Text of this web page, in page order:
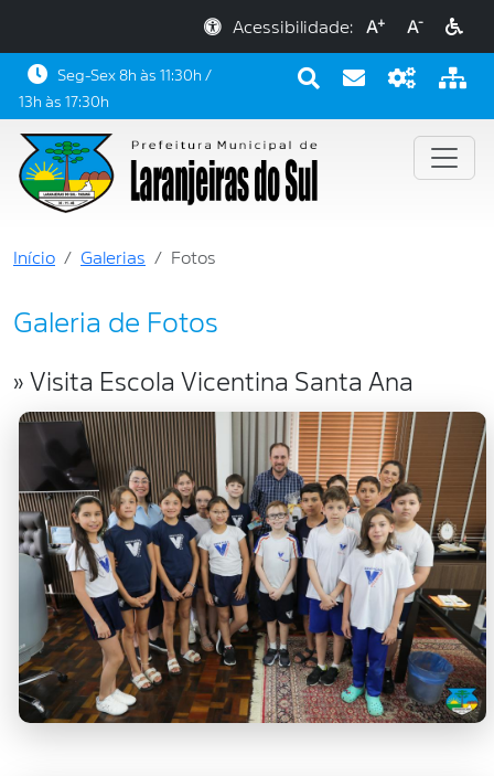
Acessibilidade: A+ A-
Seg-Sex 8h às 11:30h /
13h às 17:30h
Início Galerias Fotos
Galeria de Fotos
» Visita Escola Vicentina Santa Ana